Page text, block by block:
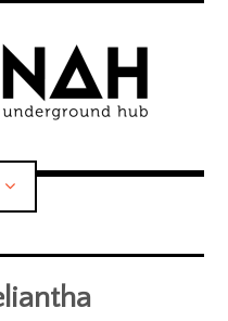
Hub
driven.